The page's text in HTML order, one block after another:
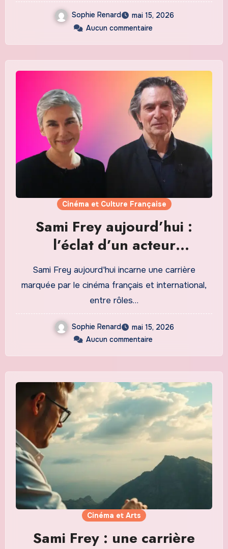
Sophie Renard
mai 15, 2026
Aucun commentaire
Cinéma et Culture Française
Sami Frey aujourd’hui :
l’éclat d’un acteur
intemporel
Sami Frey aujourd'hui incarne une carrière
marquée par le cinéma français et international,
entre rôles…
Sophie Renard
mai 15, 2026
Aucun commentaire
Cinéma et Arts
Sami Frey : une carrière